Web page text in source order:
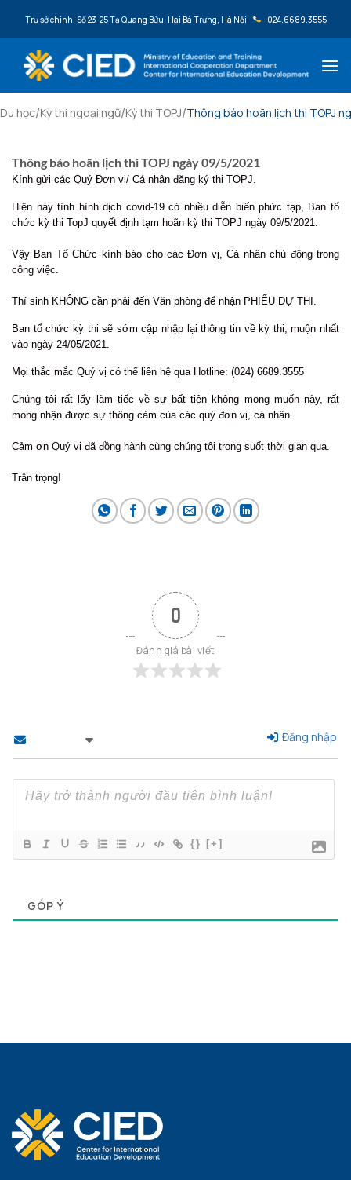
Trụ sở chính: Số 23-25 Tạ Quang Bửu, Hai Bà Trưng, Hà Nội 024.6689.3555
Du học/Kỳ thi ngoại ngữ/Kỳ thi TOPJ/Thông báo hoãn lịch thi TOPJ
Thông báo hoãn lịch thi TOPJ ngày 09/5/2021
Kính gửi các Quý Đơn vị/ Cá nhân đăng ký thi TOPJ.
Hiện nay tình hình dịch covid-19 có nhiều diễn biến phức tạp, Ban tổ
chức kỳ thi TopJ quyết định tạm hoãn kỳ thi TOPJ ngày 09/5/2021.
Vậy Ban Tổ Chức kính báo cho các Đơn vị, Cá nhân chủ động trong
công việc.
Thí sinh KHÔNG cần phải đến Văn phòng để nhận PHIẾU DỰ THI.
Ban tổ chức kỳ thi sẽ sớm cập nhập lại thông tin về kỳ thi, muộn nhất
vào ngày 24/05/2021.
Mọi thắc mắc Quý vị có thể liên hệ qua Hotline: (024) 6689.3555
Chúng tôi rất lấy làm tiếc về sự bất tiện không mong muốn này, rất
mong nhận được sự thông cảm của các quý đơn vị, cá nhân.
Cảm ơn Quý vị đã đồng hành cùng chúng tôi trong suốt thời gian qua.
Trân trọng!
0
Đánh giá bài viết
Đăng nhập
{} [+]
GÓP Ý